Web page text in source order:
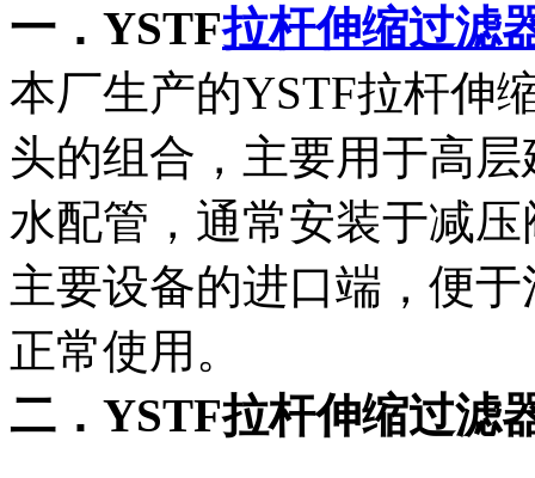
一．YSTF拉杆伸缩过滤
本厂生产的YSTF拉杆伸
头的组合，主要用于高
水配管，通常安装于减
主要设备的进口端，便
正常使用。
二．YSTF拉杆伸缩过滤